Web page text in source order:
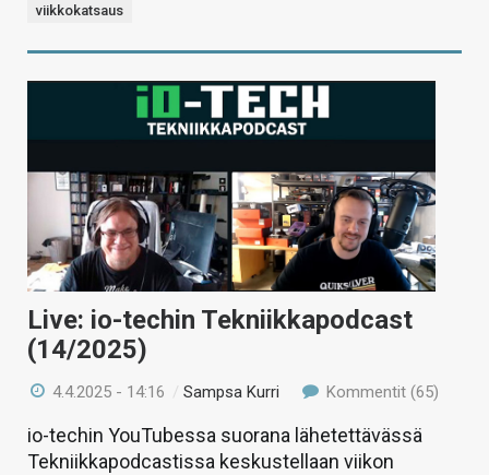
viikkokatsaus
Live: io-techin Tekniikkapodcast
(14/2025)
4.4.2025 - 14:16 /Sampsa Kurri Kommentit (65)
io-techin YouTubessa suorana lähetettävässä
Tekniikkapodcastissa keskustellaan viikon